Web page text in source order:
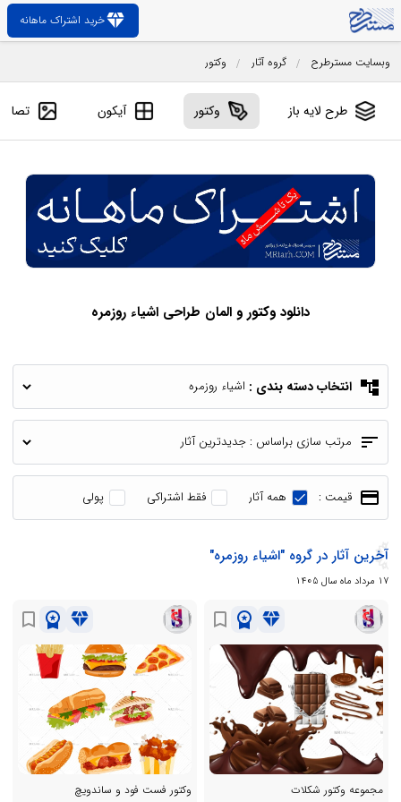
diamondخرید اشتراک ماهانه
طرح لایه باز وکتور آیکون
دانلود وکتور و المان طراحی اشیاء روزمره
وبسایت مسترطرح گروه آثار وکتور
account_tree انتخاب دسته بندی :
sort مرتب سازی براساس :
payment قیمت : همه آثار فقط اشتراکی پولی
آخرین آثار در گروه "اشیاء روزمره"
17 مرداد ماه سال 1405
diamond
workspace_premium
bookmark_border
مجموعه وکتور شکلات
diamond
workspace_premium
bookmark_border
وکتور فست فود و ساندویچ